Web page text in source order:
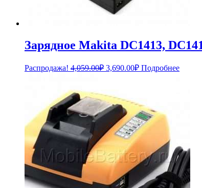
Зарядное Makita DC1413,
Распродажа! 4,059.00₽ Первоначальная
4,059.00₽.
3,690.00₽Текущая
Подробнее